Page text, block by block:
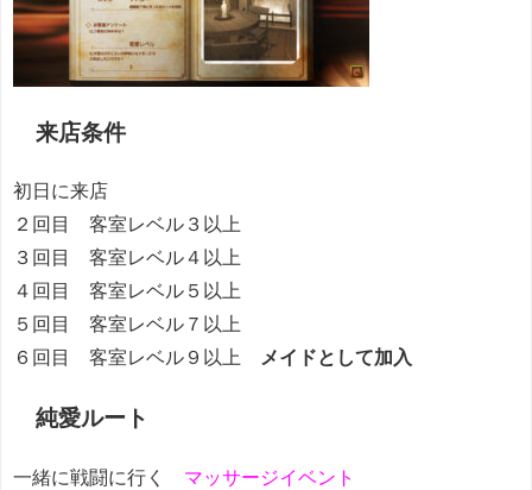
来店条件
初日に来店
２回目 客室レベル３以上
３回目 客室レベル４以上
４回目 客室レベル５以上
５回目 客室レベル７以上
６回目 客室レベル９以上
メイドとして加入
純愛ルート
一緒に戦闘に行く マッサージイベント